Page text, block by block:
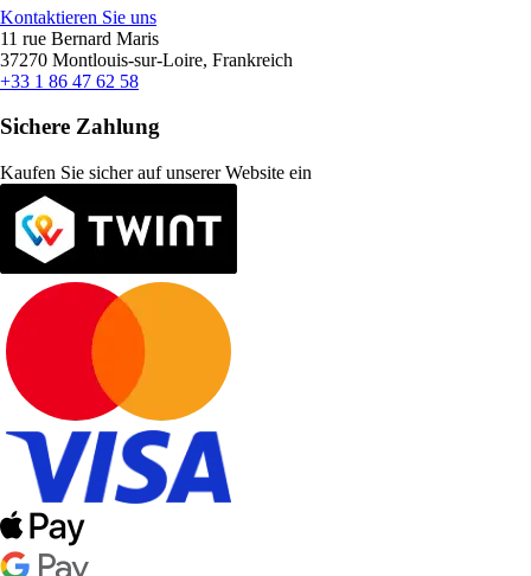
Kontaktieren Sie uns
11 rue Bernard Maris
37270 Montlouis-sur-Loire, Frankreich
+33 1 86 47 62 58
Sichere Zahlung
Kaufen Sie sicher auf unserer Website ein